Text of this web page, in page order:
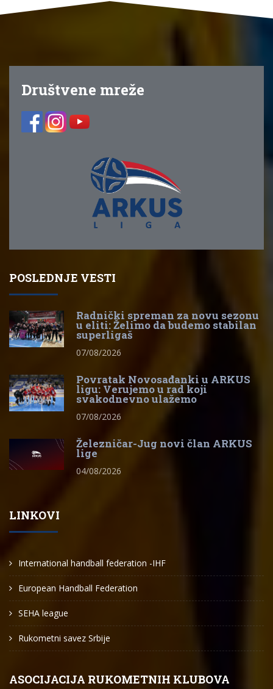
Društvene mreže
POSLEDNJE VESTI
Radnički spreman za novu sezonu
u eliti: Želimo da budemo stabilan
superligaš
07/08/2026
Povratak Novosađanki u ARKUS
ligu: Verujemo u rad koji
svakodnevno ulažemo
07/08/2026
Železničar-Jug novi član ARKUS
lige
04/08/2026
LINKOVI
International handball federation -IHF
European Handball Federation
SEHA league
Rukometni savez Srbije
ASOCIJACIJA RUKOMETNIH KLUBOVA